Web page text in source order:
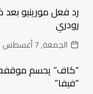
رد فعل مورينيو
رودري
الجمعة, 7 أغسطس 2026, 14:54
“كاف” يحسم
“فيفا”